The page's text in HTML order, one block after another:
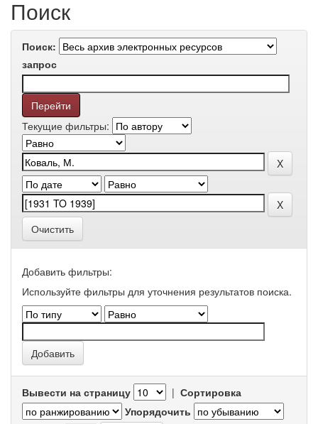
Поиск
Поиск:
запрос
Текущие фильтры:
Очистить
Добавить фильтры:
Используйте фильтры для уточнения результатов поиска.
Вывести на страницу | Сортировка
Упорядочить